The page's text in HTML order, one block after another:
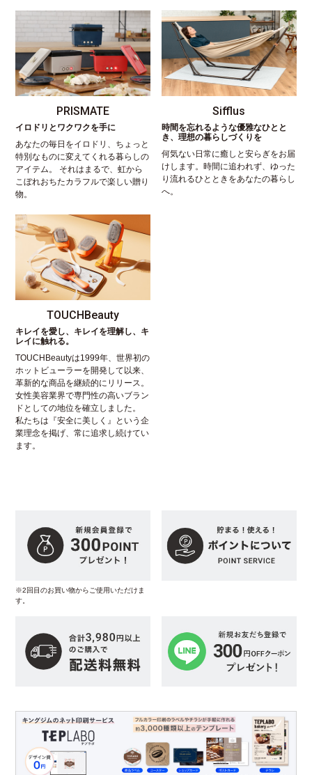
PRISMATE
イロドリとワクワクを手に
あなたの毎日をイロドリ、ちょっと
特別なものに変えてくれる暮らしの
アイテム。 それはまるで、虹から
こぼれおちたカラフルで楽しい贈り
物。
Sifflus
時間を忘れるような優雅なひとと
き、理想の暮らしづくりを
何気ない日常に癒しと安らぎをお届
けします。時間に追われず、ゆった
り流れるひとときをあなたの暮らし
へ。
TOUCHBeauty
キレイを愛し、キレイを理解し、キ
レイに触れる。
TOUCHBeautyは1999年、世界初の
ホットビューラーを開発して以来、
革新的な商品を継続的にリリース。
女性美容業界で専門性の高いブラン
ドとしての地位を確立しました。
私たちは『安全に美しく』という企
業理念を掲げ、常に追求し続けてい
ます。
※2回目のお買い物からご使用いただけま
す。